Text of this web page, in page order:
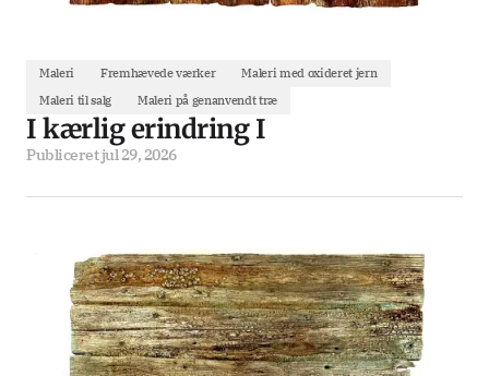
Maleri Fremhævede værker
Maleri med oxideret jern
Maleri til salg
Maleri på genanvendt træ
I kærlig erindring I
Publiceretjul 29, 2026